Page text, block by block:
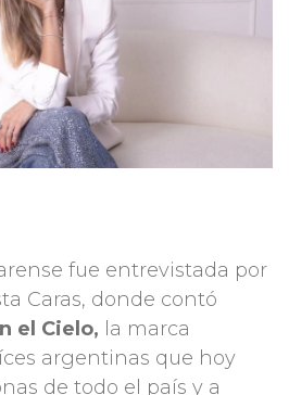
fue entrevistada por
Caras, donde contó
el Cielo, la marca
argentinas que hoy
de todo el país y a